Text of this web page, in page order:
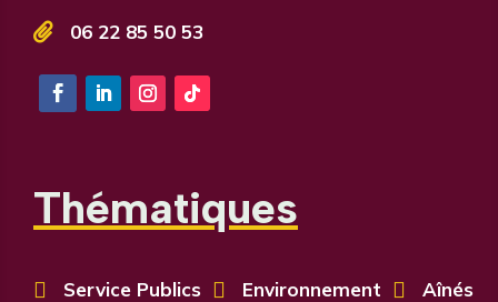

06 22 85 50 53
Thématiques
 Service Publics  Environnement 
Aînés